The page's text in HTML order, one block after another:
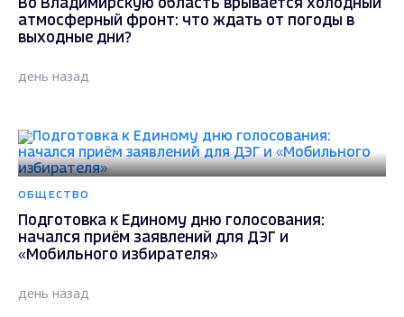
Во Владимирскую область врывается холодный
атмосферный фронт: что ждать от погоды в
выходные дни?
день назад
ОБЩЕСТВО
Подготовка к Единому дню голосования:
начался приём заявлений для ДЭГ и
«Мобильного избирателя»
день назад